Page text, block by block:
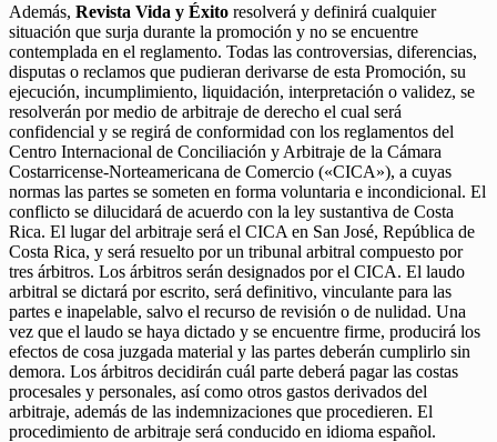
Además, Revista Vida y Éxito resolverá y definirá cualquier
situación que surja durante la promoción y no se encuentre
contemplada en el reglamento. Todas las controversias, diferencias,
disputas o reclamos que pudieran derivarse de esta Promoción, su
ejecución, incumplimiento, liquidación, interpretación o validez, se
resolverán por medio de arbitraje de derecho el cual será
confidencial y se regirá de conformidad con los reglamentos del
Centro Internacional de Conciliación y Arbitraje de la Cámara
Costarricense-Norteamericana de Comercio («CICA»), a cuyas
normas las partes se someten en forma voluntaria e incondicional. El
conflicto se dilucidará de acuerdo con la ley sustantiva de Costa
Rica. El lugar del arbitraje será el CICA en San José, República de
Costa Rica, y será resuelto por un tribunal arbitral compuesto por
tres árbitros. Los árbitros serán designados por el CICA. El laudo
arbitral se dictará por escrito, será definitivo, vinculante para las
partes e inapelable, salvo el recurso de revisión o de nulidad. Una
vez que el laudo se haya dictado y se encuentre firme, producirá los
efectos de cosa juzgada material y las partes deberán cumplirlo sin
demora. Los árbitros decidirán cuál parte deberá pagar las costas
procesales y personales, así como otros gastos derivados del
arbitraje, además de las indemnizaciones que procedieren. El
procedimiento de arbitraje será conducido en idioma español.